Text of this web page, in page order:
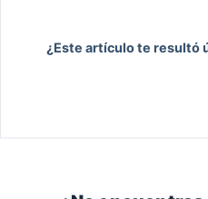
¿Este artículo te resultó